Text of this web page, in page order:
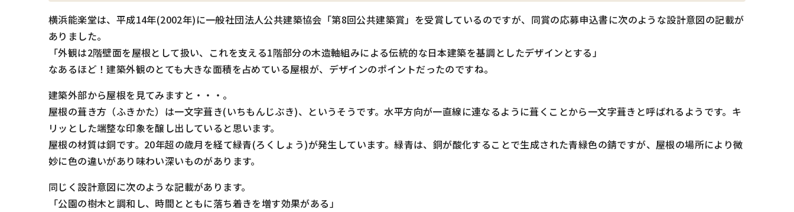
横浜能楽堂は、平成14年(2002年)に一般社団法人公共建築協会「第8回公共建築賞」を受賞しているのですが、同賞の応募申込書に次のような設計意図の記載が
ありました。
「外観は2階壁面を屋根として扱い、これを支える1階部分の木造軸組みによる伝統的な日本建築を基調としたデザインとする」
なあるほど！建築外観のとても大きな面積を占めている屋根が、デザインのポイントだったのですね。
建築外部から屋根を見てみますと・・・。
屋根の葺き方（ふきかた）は一文字葺き(いちもんじぶき)、というそうです。水平方向が一直線に連なるように葺くことから一文字葺きと呼ばれるようです。キ
リッとした端整な印象を醸し出していると思います。
屋根の材質は銅です。20年超の歳月を経て緑青(ろくしょう)が発生しています。緑青は、銅が酸化することで生成された青緑色の錆ですが、屋根の場所により微
妙に色の違いがあり味わい深いものがあります。
同じく設計意図に次のような記載があります。
「公園の樹木と調和し、時間とともに落ち着きを増す効果がある」